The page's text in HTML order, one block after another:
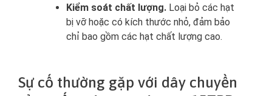
Kiểm soát chất lượng. Loại bỏ các hạt
bị vỡ hoặc có kích thước nhỏ, đảm bảo
chỉ bao gồm các hạt chất lượng cao.
Sự cố thường gặp với dây chuyền